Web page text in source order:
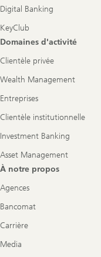
Digital Banking
KeyClub
Domaines d'activité
Clientèle privée
Wealth Management
Entreprises
Clientèle institutionnelle
Investment Banking
Asset Management
À notre propos
Agences
Bancomat
Carrière
Media